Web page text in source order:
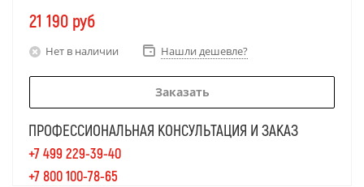
21 190 руб
Нет в наличии Нашли дешевле?
Заказать
ПРОФЕССИОНАЛЬНАЯ КОНСУЛЬТАЦИЯ И ЗАКАЗ
+7 499 229-39-40
+7 800 100-78-65